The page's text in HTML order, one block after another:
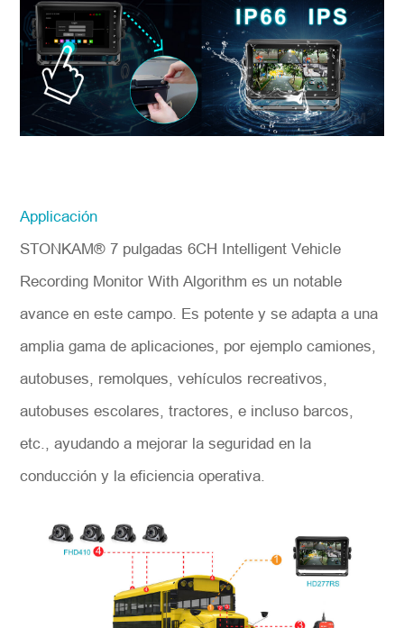
Applicación
STONKAM® 7 pulgadas 6CH Intelligent Vehicle
Recording Monitor With Algorithm es un notable
avance en este campo. Es potente y se adapta a una
amplia gama de aplicaciones, por ejemplo camiones,
autobuses, remolques, vehículos recreativos,
autobuses escolares, tractores, e incluso barcos,
etc., ayudando a mejorar la seguridad en la
conducción y la eficiencia operativa.